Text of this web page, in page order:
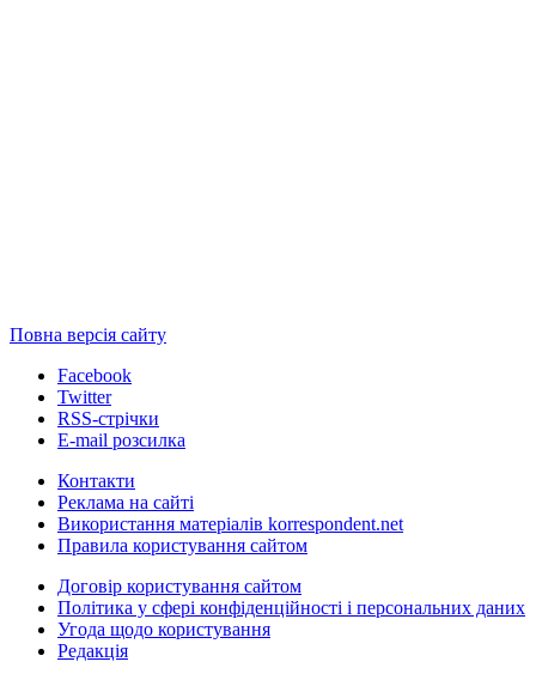
Повна версія сайту
Facebook
Twitter
RSS-стрічки
E-mail розсилка
Контакти
Реклама на сайті
Використання матеріалів korrespondent.net
Правила користування сайтом
Договір користування сайтом
Політика у сфері конфіденційності і персональних даних
Угода щодо користування
Редакція